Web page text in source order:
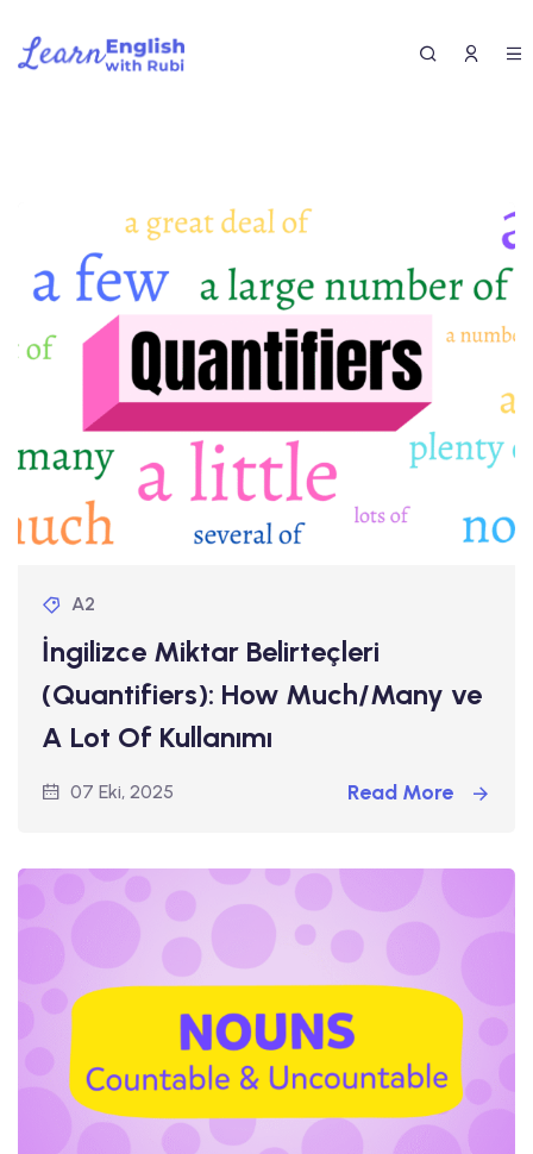
A2
İngilizce Miktar Belirteçleri
(Quantifiers): How Much/Many ve
A Lot Of Kullanımı
07 Eki, 2025 Read More